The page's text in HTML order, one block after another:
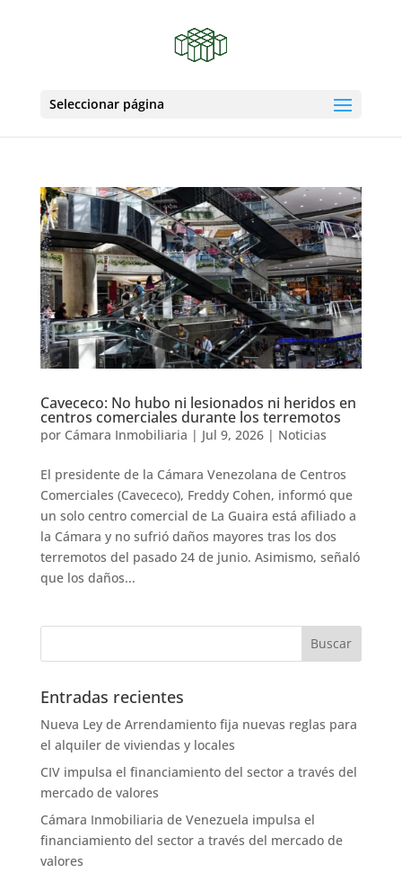
Seleccionar página
Cavececo: No hubo ni lesionados ni heridos en
centros comerciales durante los terremotos
por Cámara Inmobiliaria | Jul 9, 2026| Noticias
El presidente de la Cámara Venezolana de Centros
Comerciales (Cavececo), Freddy Cohen, informó que
un solo centro comercial de La Guaira está afiliado a
la Cámara y no sufrió daños mayores tras los dos
terremotos del pasado 24 de junio. Asimismo, señaló
que los daños...
Entradas recientes
Nueva Ley de Arrendamiento fija nuevas reglas para
el alquiler de viviendas y locales
CIV impulsa el financiamiento del sector a través del
mercado de valores
Cámara Inmobiliaria de Venezuela impulsa el
financiamiento del sector a través del mercado de
valores